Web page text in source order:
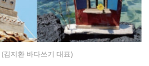
(김지환 바다쓰기 대표)